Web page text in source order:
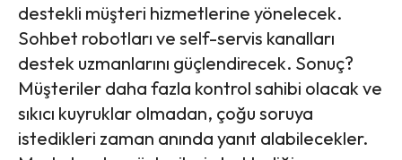
destekli müşteri hizmetlerine yönelecek.
Sohbet robotları ve self-servis kanalları
destek uzmanlarını güçlendirecek. Sonuç?
Müşteriler daha fazla kontrol sahibi olacak ve
sıkıcı kuyruklar olmadan, çoğu soruya
istedikleri zaman anında yanıt alabilecekler.